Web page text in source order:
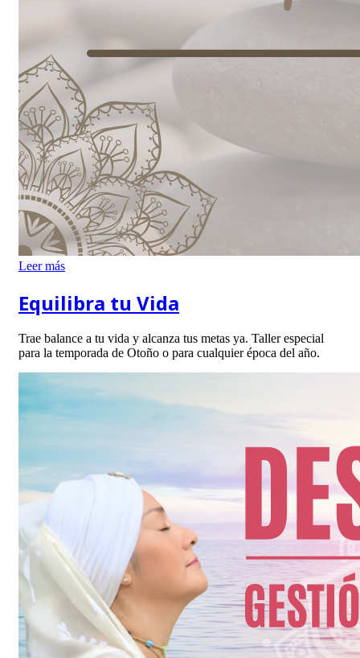
Leer más
Equilibra tu Vida
Trae balance a tu vida y alcanza tus metas ya. Taller especial
para la temporada de Otoño o para cualquier época del año.